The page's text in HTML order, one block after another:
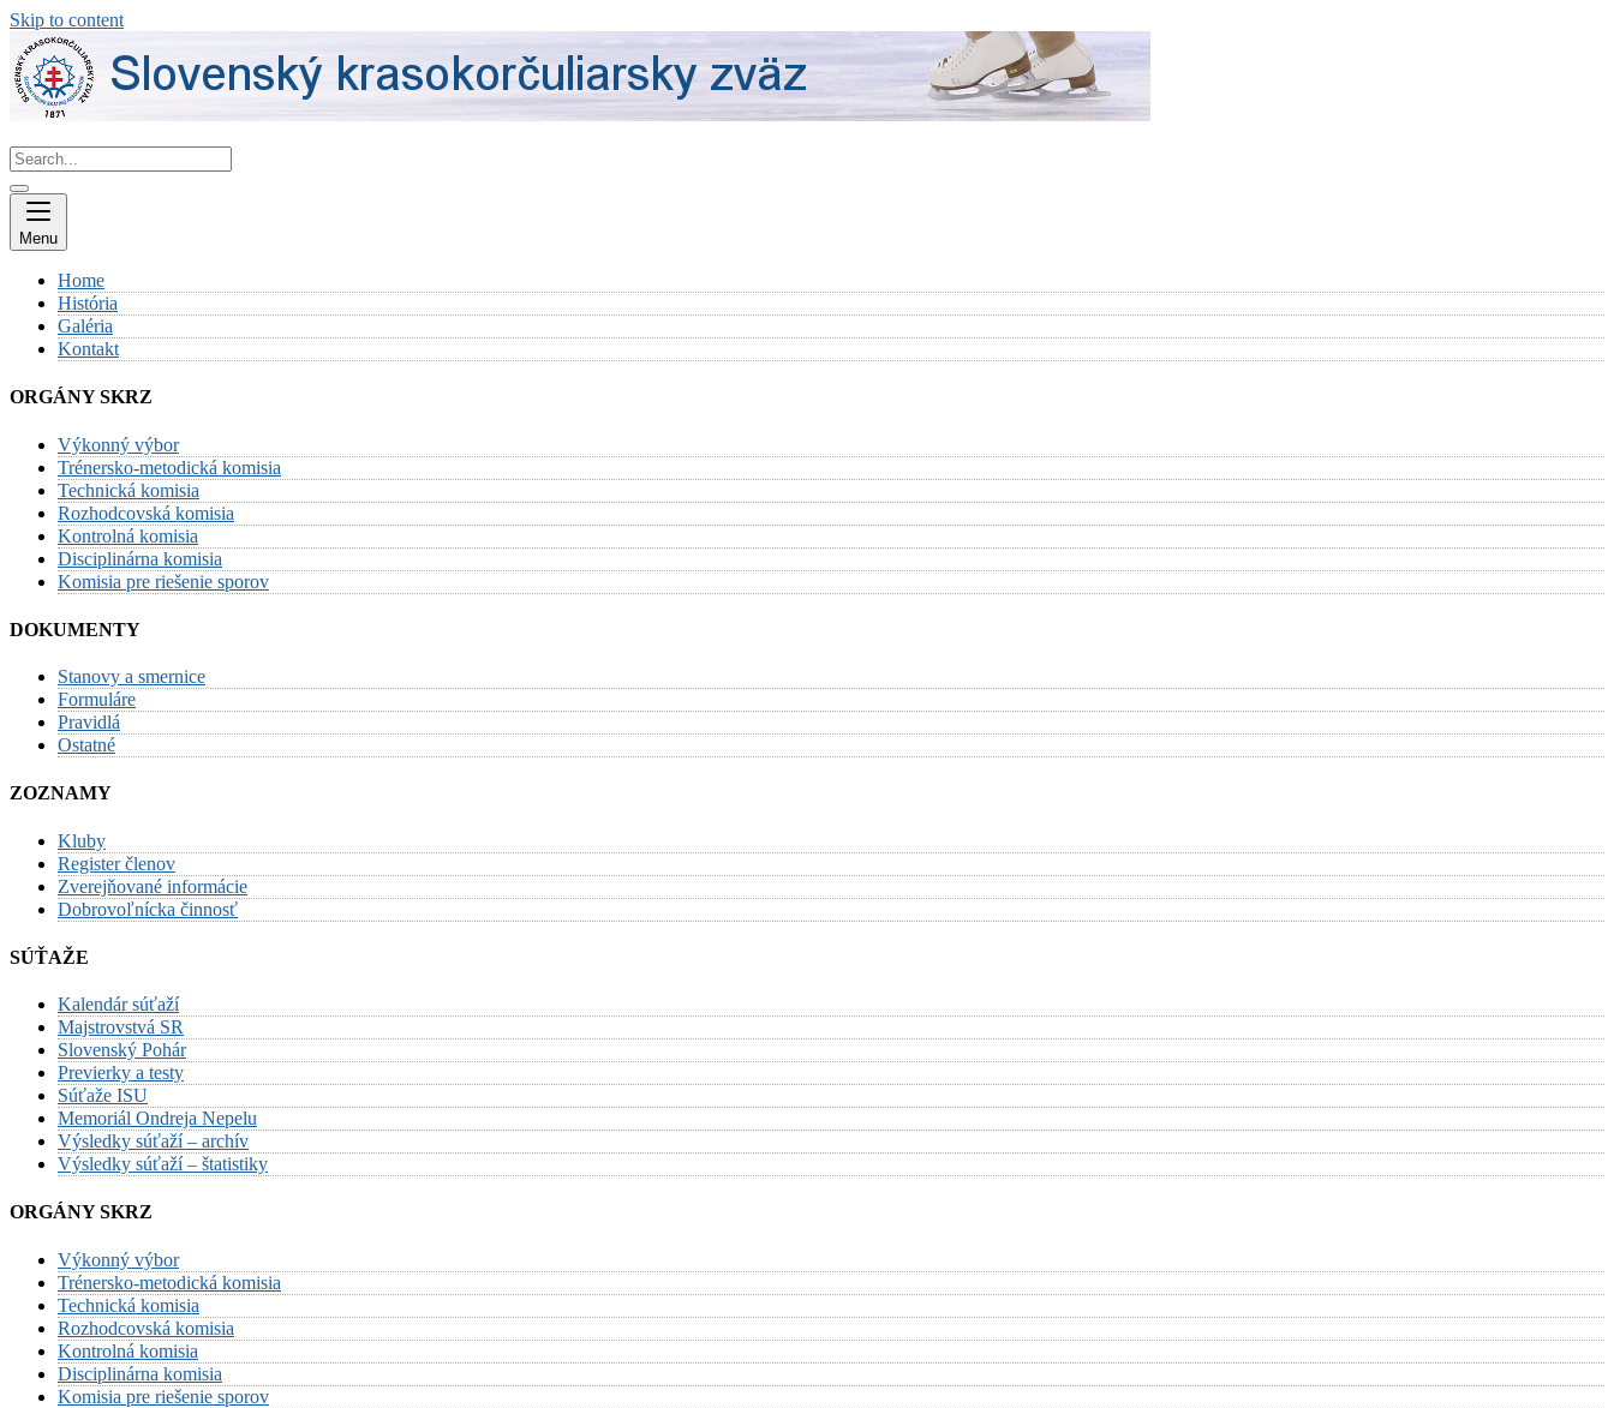
Skip to content
Menu
Home
História
Galéria
Kontakt
ORGÁNY SKRZ
Výkonný výbor
Trénersko-metodická komisia
Technická komisia
Rozhodcovská komisia
Kontrolná komisia
Disciplinárna komisia
Komisia pre riešenie sporov
DOKUMENTY
Stanovy a smernice
Formuláre
Pravidlá
Ostatné
ZOZNAMY
Kluby
Register členov
Zverejňované informácie
Dobrovoľnícka činnosť
SÚŤAŽE
Kalendár súťaží
Majstrovstvá SR
Slovenský Pohár
Previerky a testy
Súťaže ISU
Memoriál Ondreja Nepelu
Výsledky súťaží – archív
Výsledky súťaží – štatistiky
ORGÁNY SKRZ
Výkonný výbor
Trénersko-metodická komisia
Technická komisia
Rozhodcovská komisia
Kontrolná komisia
Disciplinárna komisia
Komisia pre riešenie sporov